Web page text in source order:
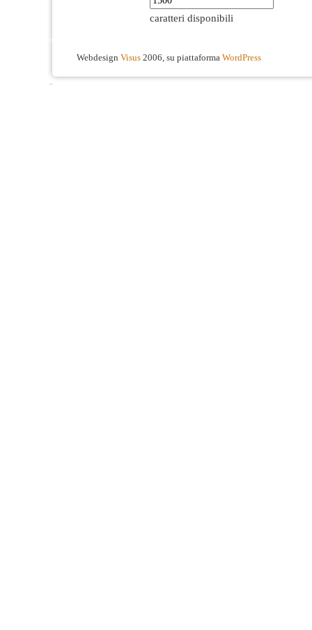
caratteri disponibili
Webdesign Visus 2006, su piattaforma WordPress